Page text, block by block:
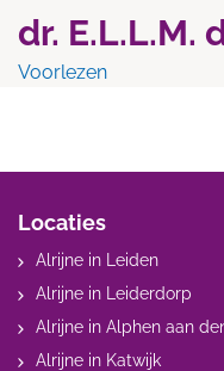
dr. E.L.L.M.
Voorlezen
Locaties
Alrijne in Leiden
Alrijne in Leiderdorp
Alrijne in Alphen aan
Alrijne in Katwijk